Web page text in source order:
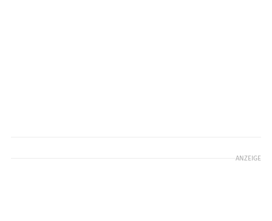
ANZEIGE